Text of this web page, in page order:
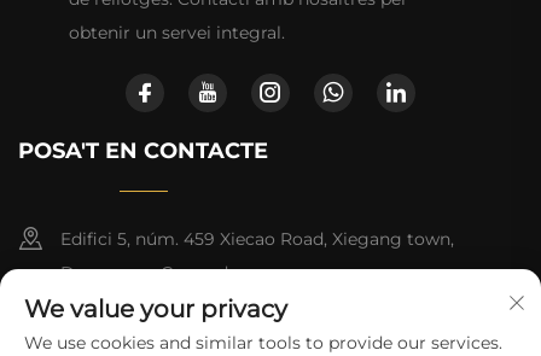
obtenir un servei integral.
POSA'T EN CONTACTE
Edifici 5, núm. 459 Xiecao Road, Xiegang town,
Dongguan, Guangdong
+86-13790150928
We value your privacy
We use cookies and similar tools to provide our services.